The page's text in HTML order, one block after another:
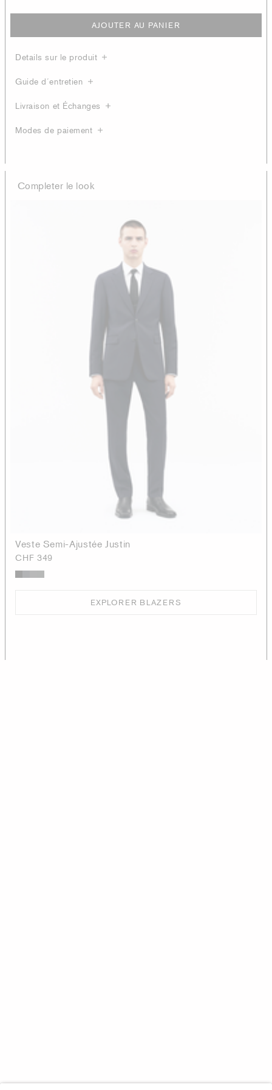
AJOUTER AU PANIER
Details sur le produit
Guide d´entretien
Livraison et Échanges
Modes de paiement
Completer le look
Veste Semi-Ajustée Justin
CHF 349
EXPLORER BLAZERS